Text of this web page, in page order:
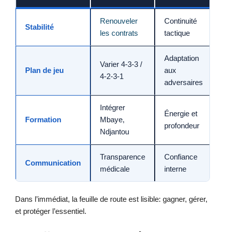
Stabilité
Renouveler
les contrats
Continuité
tactique
Plan de jeu
Varier 4-3-3 /
4-2-3-1
Adaptation
aux
adversaires
Formation
Intégrer
Mbaye,
Ndjantou
Énergie et
profondeur
Communication
Transparence
médicale
Confiance
interne
Dans l’immédiat, la feuille de route est lisible: gagner, gérer,
et protéger l’essentiel.